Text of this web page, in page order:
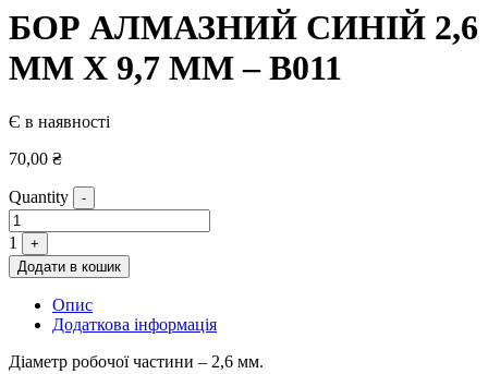
БОР АЛМАЗНИЙ СИНІЙ 2,6
ММ Х 9,7 ММ – В011
Є в наявності
70,00 ₴
Quantity -
1
+
Додати в кошик
Опис
Додаткова інформація
Діаметр робочої частини – 2,6 мм.